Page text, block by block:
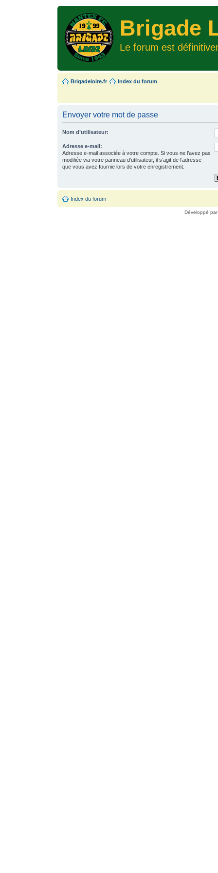
Brigade
Le forum est
Brigadeloire.fr Index du forum
Envoyer votre mot de passe
Nom d’utilisateur:
Adresse e-mail:
Adresse e-mail associée à votre compte. Si vous ne l’avez pas
modifiée via votre panneau d’utilisateur, il s’agit de l’adresse
que vous avez fournie lors de votre enregistrement.
Index du forum
Développé